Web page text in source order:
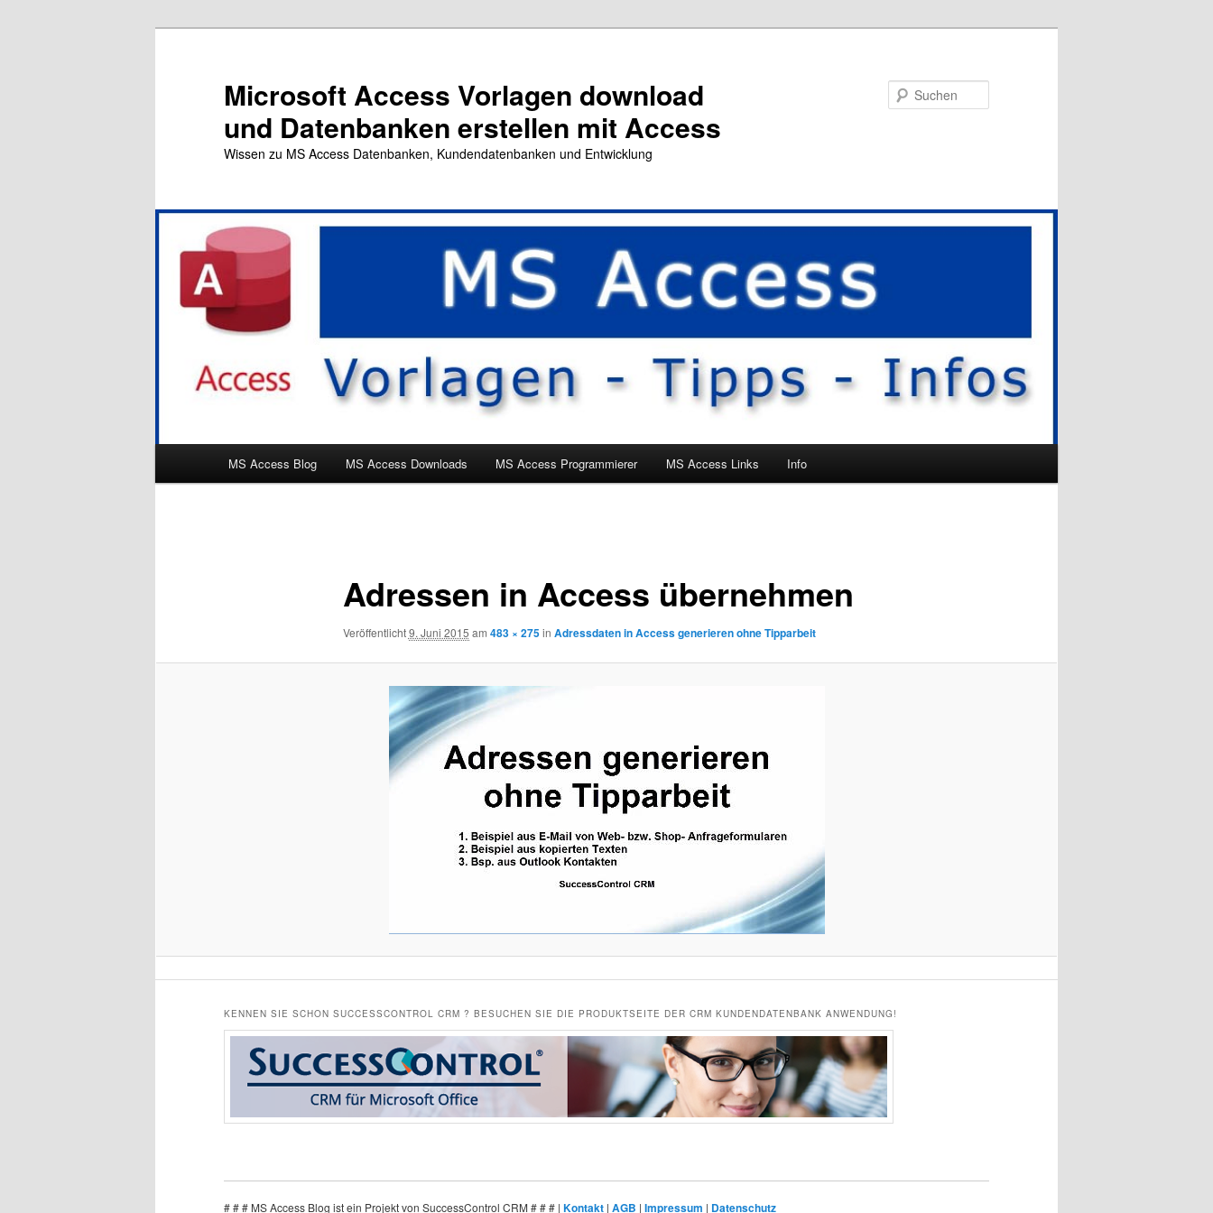
Microsoft Access Vorlagen download
und Datenbanken erstellen mit Access
Wissen zu MS Access Datenbanken, Kundendatenbanken und Entwicklung
MS Access Blog MS Access Downloads MS Access Programmierer MS Access Links Info
Adressen in Access übernehmen
Veröffentlicht9. Juni 2015 am 483 × 275in Adressdaten in Access generieren ohne Tipparbeit
KENNEN SIE SCHON SUCCESSCONTROL CRM ? BESUCHEN SIE DIE PRODUKTSEITE DER CRM KUNDENDATENBANK ANWENDUNG!
# # # MS Access Blog ist ein Projekt von SuccessControl CRM # # # | Kontakt | AGB | Impressum | Datenschutz